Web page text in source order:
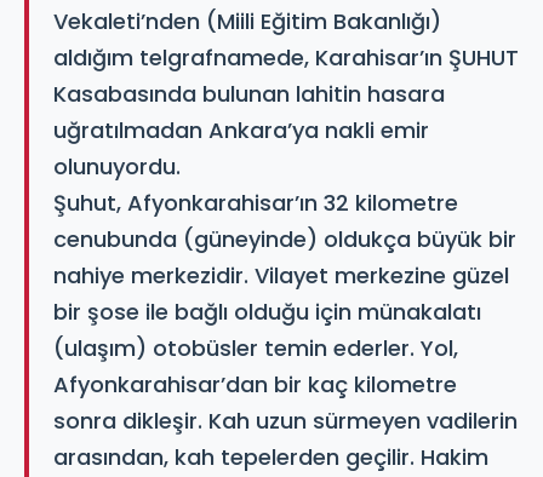
Vekaleti’nden (Miili Eğitim Bakanlığı)
aldığım telgrafnamede, Karahisar’ın ŞUHUT
Kasabasında bulunan lahitin hasara
uğratılmadan Ankara’ya nakli emir
olunuyordu.
Şuhut, Afyonkarahisar’ın 32 kilometre
cenubunda (güneyinde) oldukça büyük bir
nahiye merkezidir. Vilayet merkezine güzel
bir şose ile bağlı olduğu için münakalatı
(ulaşım) otobüsler temin ederler. Yol,
Afyonkarahisar’dan bir kaç kilometre
sonra dikleşir. Kah uzun sürmeyen vadilerin
arasından, kah tepelerden geçilir. Hakim